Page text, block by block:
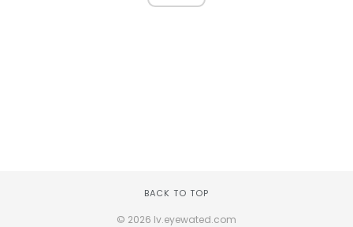
BACK TO TOP
© 2026 lv.eyewated.com